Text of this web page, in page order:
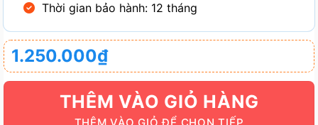
Thời gian bảo hành: 12 tháng
1.250.000₫
THÊM VÀO GIỎ HÀNG